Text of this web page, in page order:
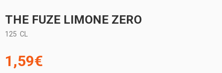
THE FUZE LIMONE ZERO
125 CL
1,59€